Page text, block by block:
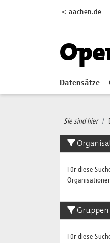
< aachen.de
Datensätze
Sie sind hier
Für diese
Gruppen
Für diese